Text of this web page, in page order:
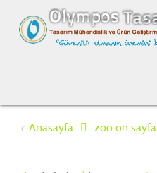
Anasayfa zoo ön sayfa